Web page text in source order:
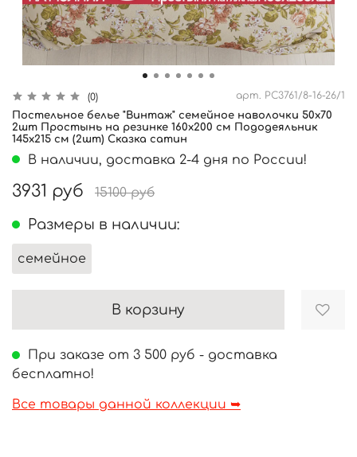
(0) арт. PC3761/8-16-26/1
Постельное белье "Винтаж" семейное наволочки 50х70
2шт Простынь на резинке 160х200 см Пододеяльник
145х215 см (2шт) Сказка сатин
В наличии, доставка 2-4 дня по России!
3931 руб 15100 руб
Размеры в наличии:
семейное
В корзину
При заказе от 3 500 руб - доставка
бесплатно!
Все товары данной коллекции ➥